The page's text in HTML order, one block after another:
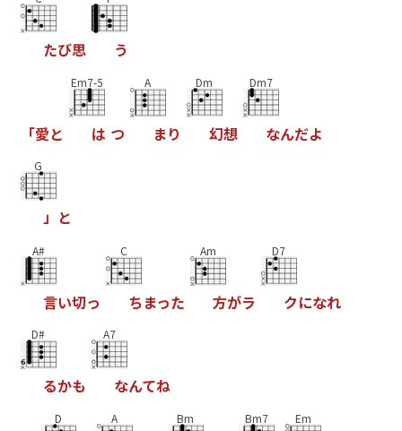
たび思 う
「愛と
Em7-5
は つ
A
まり
Dm
幻想
Dm7
なんだよ
G
」 と
A#
言い切っ
C
ちまった
Am
方がラ
D7
クになれ
D#
るかも
A7
なんてね
D A Bm Bm7 Em